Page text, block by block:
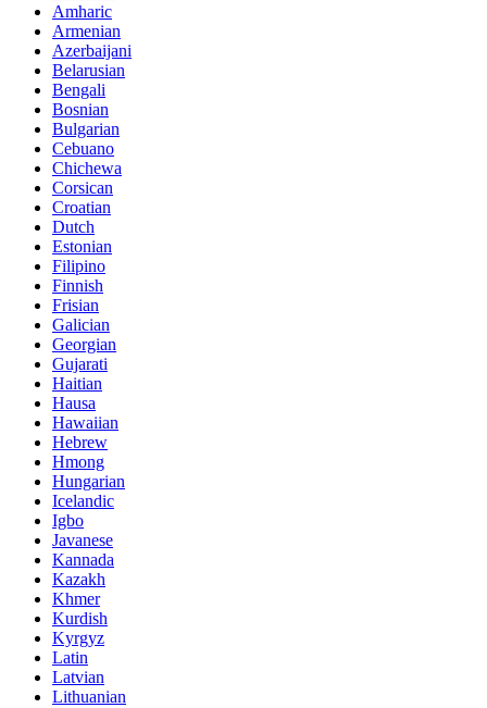
Amharic
Armenian
Azerbaijani
Belarusian
Bengali
Bosnian
Bulgarian
Cebuano
Chichewa
Corsican
Croatian
Dutch
Estonian
Filipino
Finnish
Frisian
Galician
Georgian
Gujarati
Haitian
Hausa
Hawaiian
Hebrew
Hmong
Hungarian
Icelandic
Igbo
Javanese
Kannada
Kazakh
Khmer
Kurdish
Kyrgyz
Latin
Latvian
Lithuanian